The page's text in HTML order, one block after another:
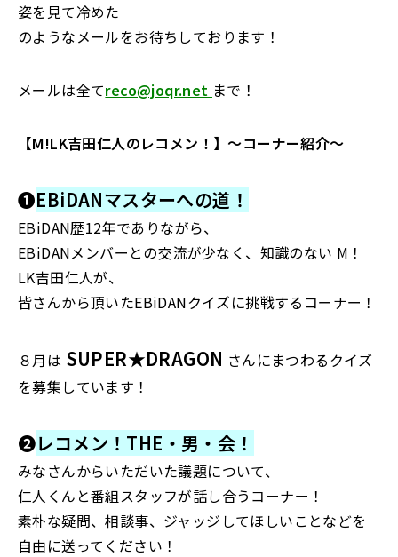
姿を見て冷めた
のようなメールをお待ちしております！
メールは全てreco@joqr.net まで！
【M!LK吉田仁人のレコメン！】〜コーナー紹介〜
❶EBiDANマスターへの道！
EBiDAN歴12年でありながら、
EBiDANメンバーとの交流が少なく、知識のない M！
LK吉田仁人が、
皆さんから頂いたEBiDANクイズに挑戦するコーナー！
８月は SUPER★DRAGON さんにまつわるクイズ
を募集しています！
❷レコメン！ THE ・男・会！
みなさんからいただいた議題について、
仁人くんと番組スタッフが話し合うコーナー！
素朴な疑問、相談事、ジャッジしてほしいことなどを
自由に送ってください！